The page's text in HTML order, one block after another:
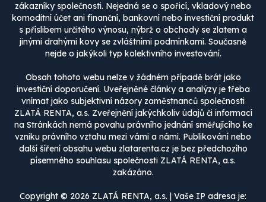
zákazníky společnosti. Nejedná se o spořicí, vkladový nebo
komoditní účet ani finanční, bankovní nebo investiční produkt
s příslibem určitého výnosu, nýbrž o obchody se zlatem a
jinými drahými kovy se zvláštními podmínkami. Současně
nejde o jakýkoli typ kolektivního investování.
Obsah tohoto webu nelze v žádném případě brát jako
investiční doporučení. Uveřejněné články a analýzy je třeba
vnímat jako subjektivní názory zaměstnanců společnosti
ZLATÁ RENTA, a.s. Zveřejnění jakýchkoliv údajů či informací
na Stránkách nemá povahu právního jednání směřujícího ke
vzniku právního vztahu mezi vámi a námi. Publikování nebo
další šíření obsahu webu zlatarenta.cz je bez předchozího
písemného souhlasu společnosti ZLATÁ RENTA, a.s.
zakázáno.
Copyright © 2026 ZLATÁ RENTA, a.s. | Vaše IP adresa je: